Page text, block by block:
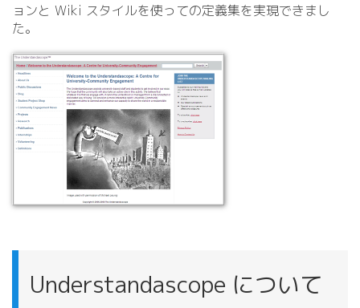
ョンと Wiki スタイルを使っての定義集を実現できまし
た。
Understandascope について